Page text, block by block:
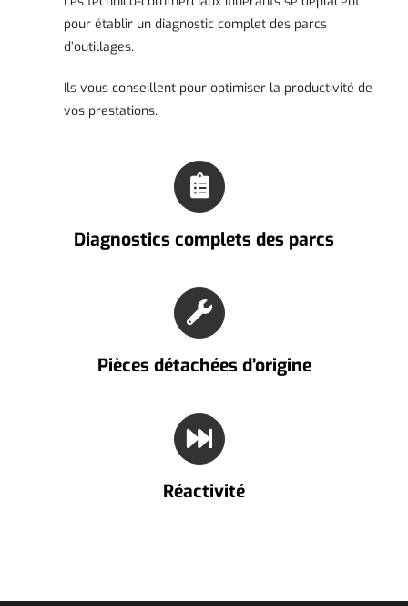
pour établir un diagnostic complet des parcs
d’outillages.
Ils vous conseillent pour optimiser la productivité de
vos prestations.
Diagnostics complets des parcs
Pièces détachées d’origine
Réactivité